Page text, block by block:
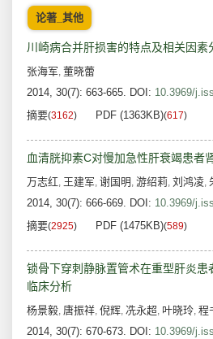
论著_其他
川崎病合并肝损害的特点及相关因素
张海军, 董晓蕾
2014, 30(7): 663-665. DOI: 10.3969/
摘要(3162) PDF (1363KB)(617)
血清胱抑素C对慢加急性肝衰竭患者
万志红, 王建军, 谢国明 , 游绍莉, 刘鸿凌,
2014, 30(7): 666-669. DOI: 10.3969/
摘要(2925) PDF (1475KB)(589)
锁骨下穿刺静脉置管术在重型肝炎
临床分析
杨景毅, 唐振祥, 倪辉, 冼永超, 叶晓玲, 程
2014, 30(7): 670-673. DOI: 10.3969/